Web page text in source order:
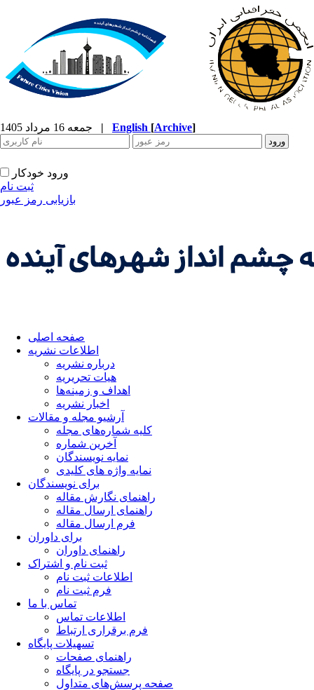
| English [Archive]
ورود خودکار
ثبت نام
بازیابی رمز عبور
صفحه اصلی
اطلاعات نشریه
درباره نشریه
هیات تحریریه
اهداف و زمینه‌ها
اخبار نشریه
آرشیو مجله و مقالات
کلیه شماره‌های مجله
آخرین شماره
نمایه نویسندگان
نمایه واژه های کلیدی
برای نویسندگان
راهنمای نگارش مقاله
راهنمای ارسال مقاله
فرم ارسال مقاله
برای داوران
راهنمای داوران
ثبت نام و اشتراک
اطلاعات ثبت نام
فرم ثبت نام
تماس با ما
اطلاعات تماس
فرم برقراری ارتباط
تسهیلات پایگاه
راهنمای صفحات
جستجو در پایگاه
صفحه پرسش‌های متداول